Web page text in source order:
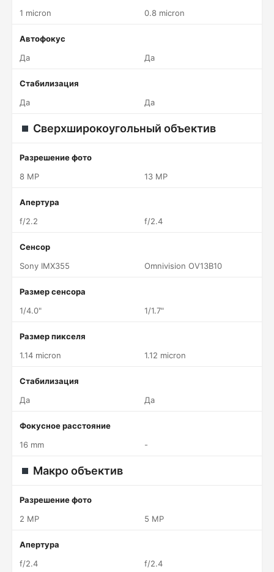
1 micron
0.8 micron
Автофокус
Да
Да
Стабилизация
Да
Да
Сверхширокоугольный объектив
Разрешение фото
8 MP
13 MP
Апертура
f/2.2
f/2.4
Сенсор
Sony IMX355
Omnivision OV13B10
Размер сенсора
1/4.0"
1/1.7"
Размер пикселя
1.14 micron
1.12 micron
Стабилизация
Да
Да
Фокусное расстояние
16 mm
-
Макро объектив
Разрешение фото
2 MP
5 MP
Апертура
f/2.4
f/2.4